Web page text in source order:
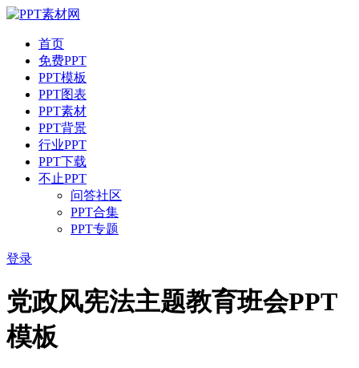
首页
免费PPT
PPT模板
PPT图表
PPT素材
PPT背景
行业PPT
PPT下载
不止PPT
问答社区
PPT合集
PPT专题
登录
党政风宪法主题教育班会PPT
模板